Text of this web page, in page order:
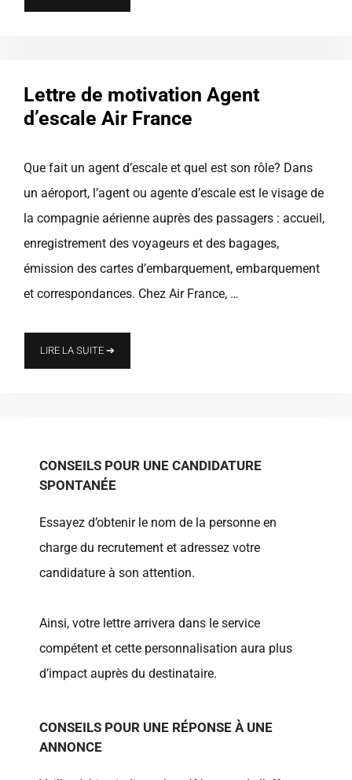
Lettre de motivation Agent
d’escale Air France
Que fait un agent d’escale et quel est son rôle? Dans
un aéroport, l’agent ou agente d’escale est le visage de
la compagnie aérienne auprès des passagers : accueil,
enregistrement des voyageurs et des bagages,
émission des cartes d’embarquement, embarquement
et correspondances. Chez Air France, …
LIRE LA SUITE ➔
CONSEILS POUR UNE CANDIDATURE
SPONTANÉE
Essayez d’obtenir le nom de la personne en
charge du recrutement et adressez votre
candidature à son attention.
Ainsi, votre lettre arrivera dans le service
compétent et cette personnalisation aura plus
d’impact auprès du destinataire.
CONSEILS POUR UNE RÉPONSE À UNE
ANNONCE